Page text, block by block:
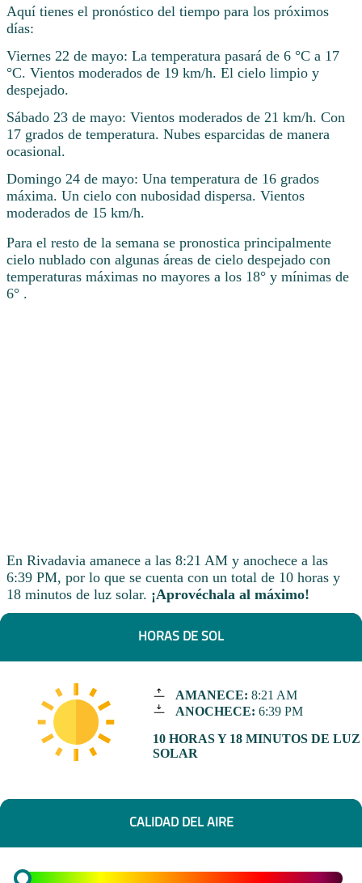
Aquí tienes el pronóstico del tiempo para los próximos
días:
Viernes 22 de mayo: La temperatura pasará de 6 °C a 17
°C. Vientos moderados de 19 km/h. El cielo limpio y
despejado.
Sábado 23 de mayo: Vientos moderados de 21 km/h. Con
17 grados de temperatura. Nubes esparcidas de manera
ocasional.
Domingo 24 de mayo: Una temperatura de 16 grados
máxima. Un cielo con nubosidad dispersa. Vientos
moderados de 15 km/h.
Para el resto de la semana se pronostica principalmente
cielo nublado con algunas áreas de cielo despejado con
temperaturas máximas no mayores a los 18° y mínimas de
6° .
En Rivadavia amanece a las 8:21 AM y anochece a las
6:39 PM, por lo que se cuenta con un total de 10 horas y
18 minutos de luz solar. ¡Aprovéchala al máximo!
HORAS DE SOL
AMANECE: 8:21 AM
ANOCHECE: 6:39 PM
10 HORAS Y 18 MINUTOS DE LUZ
SOLAR
CALIDAD DEL AIRE